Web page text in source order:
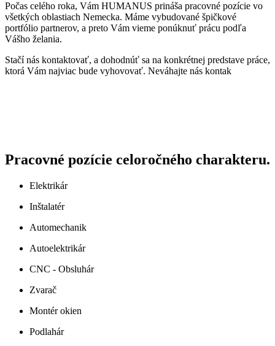
Počas celého roka, Vám HUMANUS prináša pracovné pozície vo
všetkých oblastiach Nemecka. Máme vybudované špičkové
portfólio partnerov, a preto Vám vieme ponúknuť prácu podľa
Vášho želania.
Stačí nás kontaktovať, a dohodnúť sa na konkrétnej predstave práce,
ktorá Vám najviac bude vyhovovať. Neváhajte nás kontak
Pracovné pozície celoročného charakteru.
Elektrikár
Inštalatér
Automechanik
Autoelektrikár
CNC - Obsluhár
Zvarač
Montér okien
Podlahár